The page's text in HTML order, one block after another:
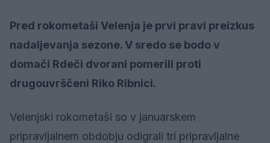
Pred rokometaši Velenja je prvi pravi preizkus
nadaljevanja sezone. V sredo se bodo v
domači Rdeči dvorani pomerili proti
drugouvrščeni Riko Ribnici.
Velenjski rokometaši so v januarskem
pripravljalnem obdobju odigrali tri pripravljalne